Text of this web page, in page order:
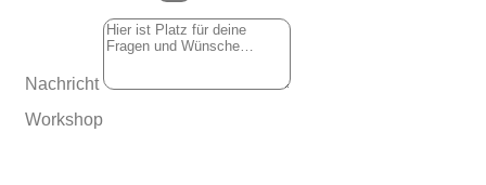
Nachricht
Workshop